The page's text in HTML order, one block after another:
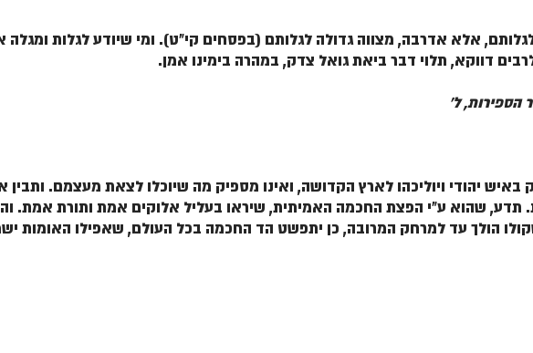
אלא אדרבה, מצווה גדולה לגלותם (בפסחים קי"ט). ומי שיודע לגלות
דווקא, תלוי דבר ביאת גואל צדק, במהרה בימינו אמן.
הספירות, ל'
יהודי ויוליכהו לארץ הקדושה, ואינו מספיק מה שיוכלו לצאת מעצמם. ותבין
תדע, שהוא ע"י הפצת החכמה האמיתית, שיראו בעליל אלוקים אמת ותורת אמת.
הולך עד למרחק המרובה, כן יתפשט הד החכמה בכל העולם, שאפילו האומות